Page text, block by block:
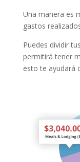
Una manera es
gastos
Puedes dividir
permitirá tener
esto te ayudará